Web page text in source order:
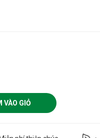
VÀO GIỎ